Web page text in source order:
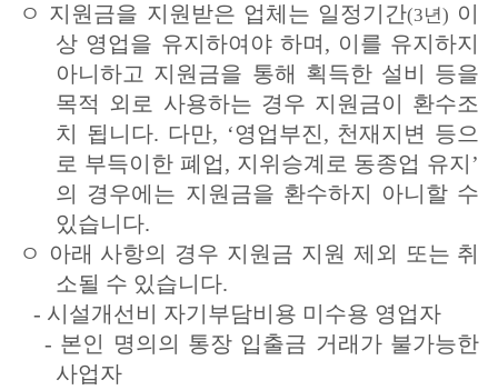
ㅇ 지원금을 지원받은 업체는 일정기간(3년) 이
상 영업을 유지하여야하며, 이를 유지하지
아니하고 지원금을 통해 획득한 설비 등을
목적 외로 사용하는 경우 지원금이 환수조
치 됩니다. 다만, ‘영업부진, 천재지변 등으
로 부득이한 폐업, 지위승계로 동종업 유지’
의 경우에는 지원금을 환수하지 아니할 수
있습니다.
ㅇ 아래 사항의 경우 지원금 지원 제외 또는 취
소될 수 있습니다.
- 시설개선비 자기부담비용 미수용 영업자
- 본인 명의의 통장 입출금 거래가 불가능한
사업자